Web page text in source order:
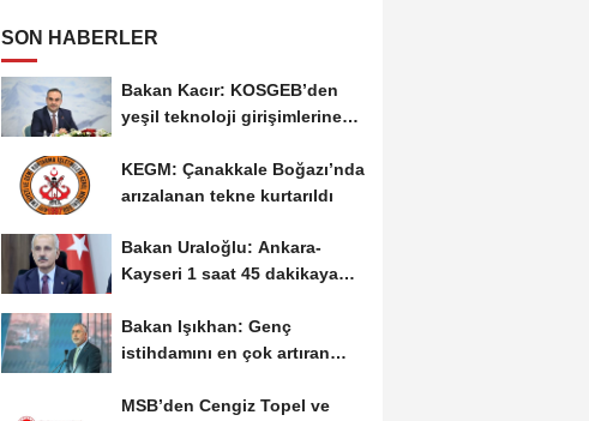
SON HABERLER
Bakan Kacır: KOSGEB’den
yeşil teknoloji girişimlerine
KEGM: Çanakkale Boğazı’nda
arızalanan tekne kurtarıldı
Bakan Uraloğlu: Ankara-
Kayseri 1 saat 45 dakikaya
Bakan Işıkhan: Genç
istihdamını en çok artıran
MSB’den Cengiz Topel ve